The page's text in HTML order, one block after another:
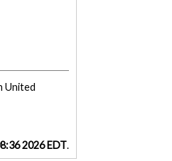
United
2026 EDT.